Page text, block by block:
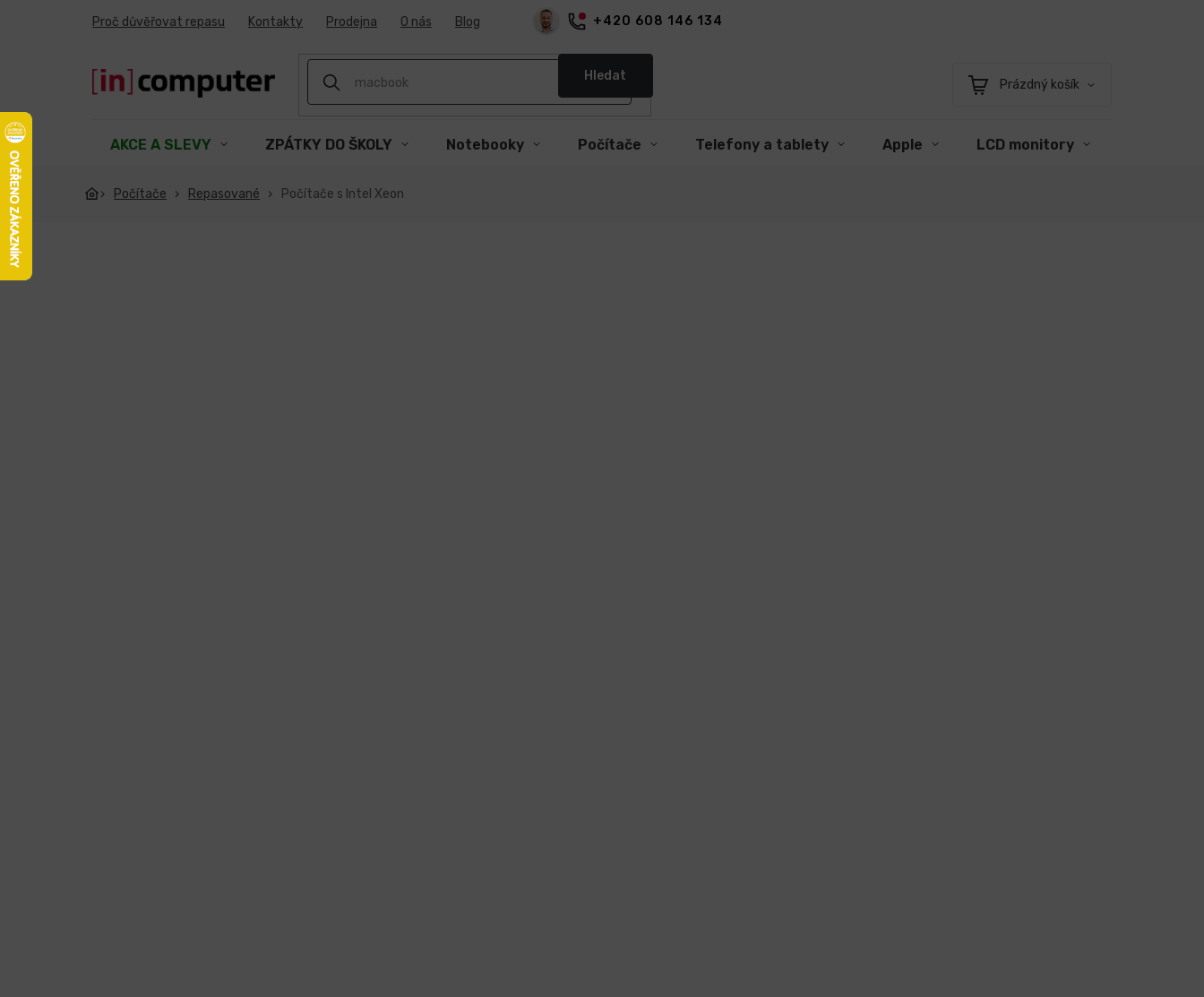
+420 608 146 134
Proč důvěřovat repasu Kontakty Prodejna O nás Blog
Hledat
Nákupní
Prázdný košík
AKCE A SLEVY ZPÁTKY DO ŠKOLY Notebooky Počítače Telefony a tablety Apple LCD monitory
Počítače Repasované Počítače s Intel Xeon